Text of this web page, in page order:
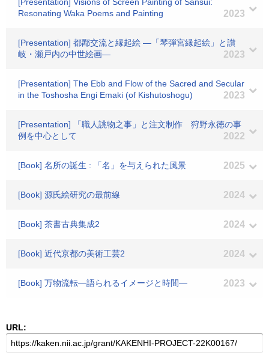
Resonating Waka Poems and Painting
2023
[Presentation] 都鄙交流と縁起絵 ―「琴弾宮縁起絵」と讃
岐・瀬戸内の中世絵画―
2023
[Presentation] The Ebb and Flow of the Sacred and Secular
in the Toshosha Engi Emaki (of Kishutoshogu)
2023
[Presentation] 「職人誂物之事」と注文制作 狩野永徳の事
例を中心として
2022
[Book] 名所の誕生 : 「名」を与えられた風景 2025
[Book] 源氏絵研究の最前線 2024
[Book] 茶書古典集成2 2024
[Book] 近代京都の美術工芸2 2024
[Book] 万物流転―語られるイメージと時間― 2023
URL: